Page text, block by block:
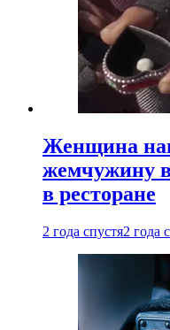
Женщина
жемчужину
в ресторане
2 года спустя2 года